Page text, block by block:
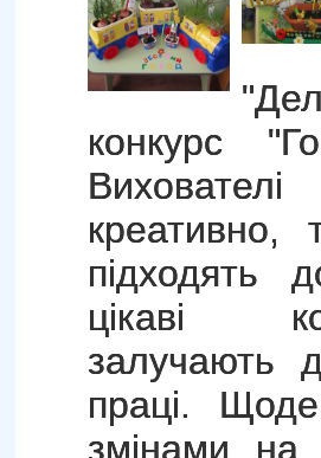
конкурс
креативно,
підходять
цікаві
залучають
праці.
змінами на